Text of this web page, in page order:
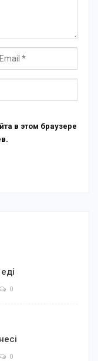
в этом браузере
0
0